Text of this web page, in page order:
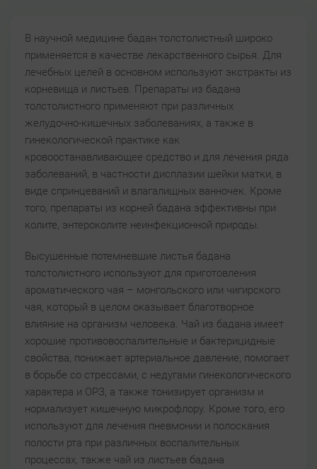
В научной медицине бадан толстолистный широко
применяется в качестве лекарственного сырья. Для
лечебных целей в основном используют экстракты из
корневища и листьев. Препараты из бадана
толстолистного применяют при различных
желудочно-кишечных заболеваниях, а также в
гинекологической практике как
кровоостанавливающее средство и для лечения ряда
заболеваний, в частности дисплазии шейки матки, в
виде спринцеваний и влагалищных ванночек. Кроме
того, препараты из корней бадана эффективны при
колите, энтероколите неинфекционной природы.
Высушенные потемневшие листья бадана
толстолистного используют для приготовления
ароматического чая – монгольского или чигирского
чая, который в целом оказывает благотворное
влияние на организм человека. Чай из бадана имеет
хорошие противовоспалительные и бактерицидные
свойства, понижает артериальное давление, помогает
в борьбе со стрессами, с недугами гинекологического
характера и ОРЗ, а также тонизирует организм и
нормализует кишечную микрофлору. Кроме того, его
используют для лечения пневмонии и полоскания
полости рта при различных воспалительных
процессах, также чай из листьев бадана